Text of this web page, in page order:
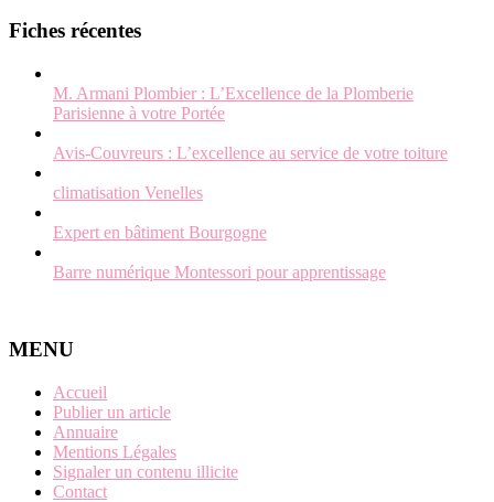
Fiches récentes
M. Armani Plombier : L’Excellence de la Plomberie
Parisienne à votre Portée
Avis-Couvreurs : L’excellence au service de votre toiture
climatisation Venelles
Expert en bâtiment Bourgogne
Barre numérique Montessori pour apprentissage
MENU
Accueil
Publier un article
Annuaire
Mentions Légales
Signaler un contenu illicite
Contact